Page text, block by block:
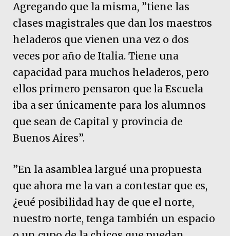
Agregando que la misma, ”tiene las
clases magistrales que dan los maestros
heladeros que vienen una vez o dos
veces por año de Italia. Tiene una
capacidad para muchos heladeros, pero
ellos primero pensaron que la Escuela
iba a ser únicamente para los alumnos
que sean de Capital y provincia de
Buenos Aires”.
”En la asamblea largué una propuesta
que ahora me la van a contestar que es,
¿eué posibilidad hay de que el norte,
nuestro norte, tenga también un espacio